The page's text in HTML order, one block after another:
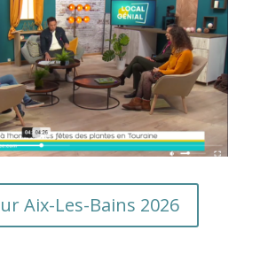
Aix-Les-Bains 2026